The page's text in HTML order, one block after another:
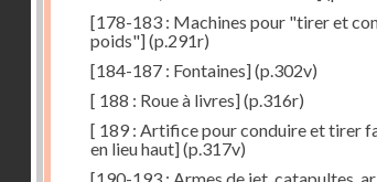
[178-183 : Machines pour "tirer et
poids"](p.291r)
[184-187 : Fontaines](p.302v)
[ 188 : Roue à livres](p.316r)
[ 189 : Artifice pour conduire et tirer
en lieu haut](p.317v)